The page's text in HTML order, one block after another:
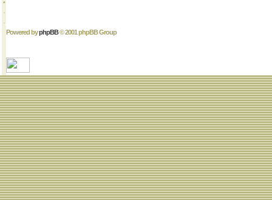
Powered byphpBB© 2001 phpBB Group